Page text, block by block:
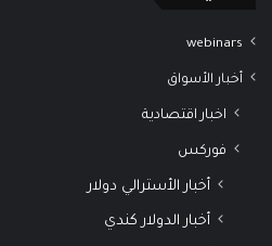
webinars
أخبار الأسواق
اخبار اقتصادية
فوركس
أخبار الأسترالي دولار
أخبار الدولار كندي